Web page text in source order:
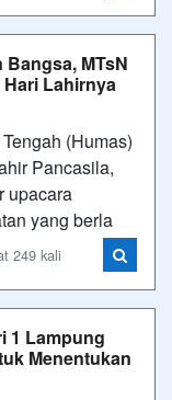
MTsN
Hari Lahirnya
(Humas)
Pancasila,
upacara
yang berla
249 kali
1 Lampung
Menentukan